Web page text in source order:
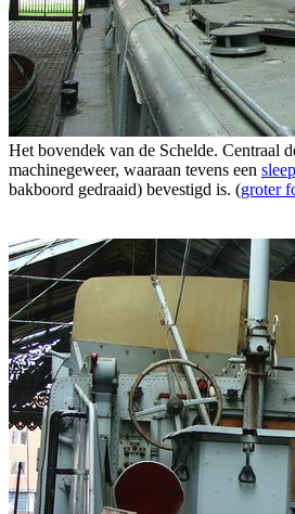
Het bovendek van de Schelde. Centraal
machinegeweer, waaraan tevens een
bakboord gedraaid) bevestigd is. (groter